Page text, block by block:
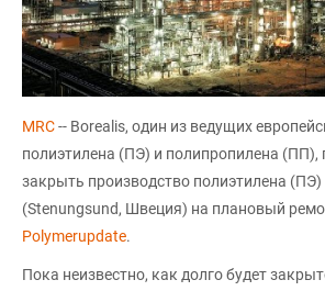
MRC-- Borealis, один из ведущих
полиэтилена (ПЭ) и полипропилена (ПП),
закрыть производство полиэтилена (ПЭ)
(Stenungsund, Швеция) на плановый
Polymerupdate.
Пока неизвестно, как долго будет